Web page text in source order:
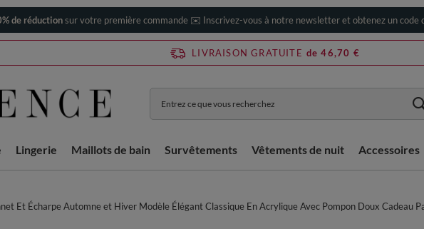
de réductionsur votre première commande ✉️ Inscrivez-vous à notre newsletter et obtenez un code
LIVRAISON GRATUITE de 46,70 €
Lingerie Maillots de bain Survêtements Vêtements de nuit Accessoires
Et Écharpe Automne et Hiver Modèle Élégant Classique En Acrylique Avec Pompon Doux Cadeau